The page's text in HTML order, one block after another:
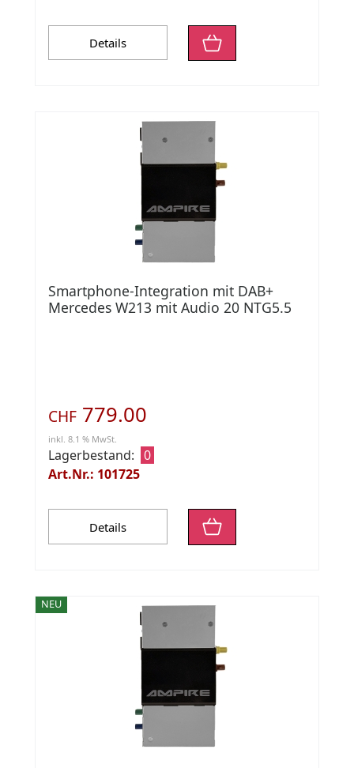
Details
Smartphone-Integration mit DAB+
Mercedes W213 mit Audio 20 NTG5.5
CHF 779.00
inkl. 8.1 % MwSt.
Lagerbestand: 0
Art.Nr.: 101725
Details
NEU